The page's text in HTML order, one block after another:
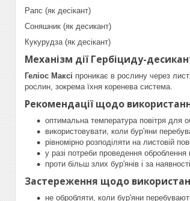
Рапс (як десікант)
Соняшник (як десикант)
Кукурудза (як десікант)
Механізм дії Гербіциду-
Геліос Максі проникає в рослину через
рослин, зокрема їхня коренева система.
Рекомендації щодо
оптимальна температура повітря для
використовувати, коли бур'яни
рівномірно розподіляти на листовій
у разі потреби проведення
проти більш злих бур'янів і за
Застереження щодо
не обробляти, коли бур'яни